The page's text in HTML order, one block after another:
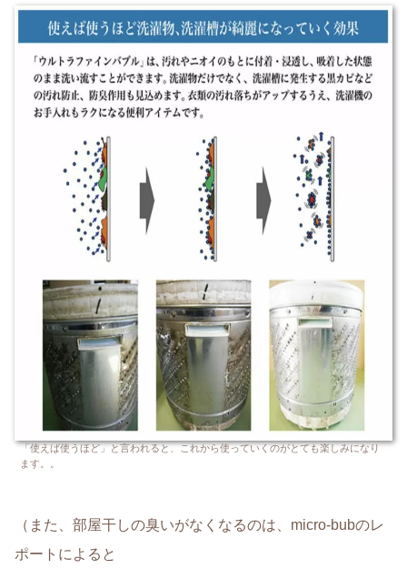
「使えば使うほど」と言われると、これから使っていくのがとても楽しみになり
ます。。
（また、部屋干しの臭いがなくなるのは、micro-bubのレ
ポートによると